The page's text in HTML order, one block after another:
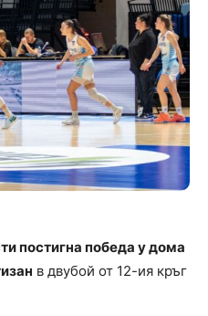
постигна победа у дома
в двубой от 12-ия кръг